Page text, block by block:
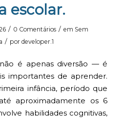
escolar.
/ 0 Comentários / em Sem
/ por developer.1
é apenas diversão — é
importantes de aprender.
infância, período que
aproximadamente os 6
habilidades cognitivas,